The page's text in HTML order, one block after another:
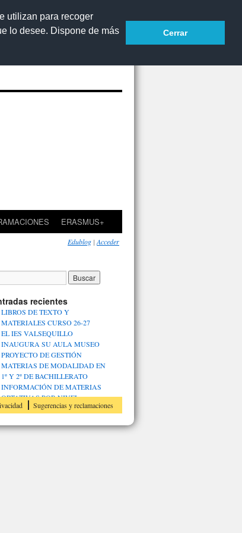
utilizan para recoger
lo desee. Dispone de más
Cerrar
Contacto http://sepie.es/
ERASMUS+
Edublog | Acceder
recientes
LIBROS DE TEXTO Y
MATERIALES CURSO 26-27
EL IES VALSEQUILLO
INAUGURA SU AULA MUSEO
PROYECTO DE GESTIÓN
MATERIAS DE MODALIDAD EN
1º Y 2º DE BACHILLERATO
INFORMACIÓN DE MATERIAS
OPTATIVAS POR NIVEL
Sugerencias y reclamaciones